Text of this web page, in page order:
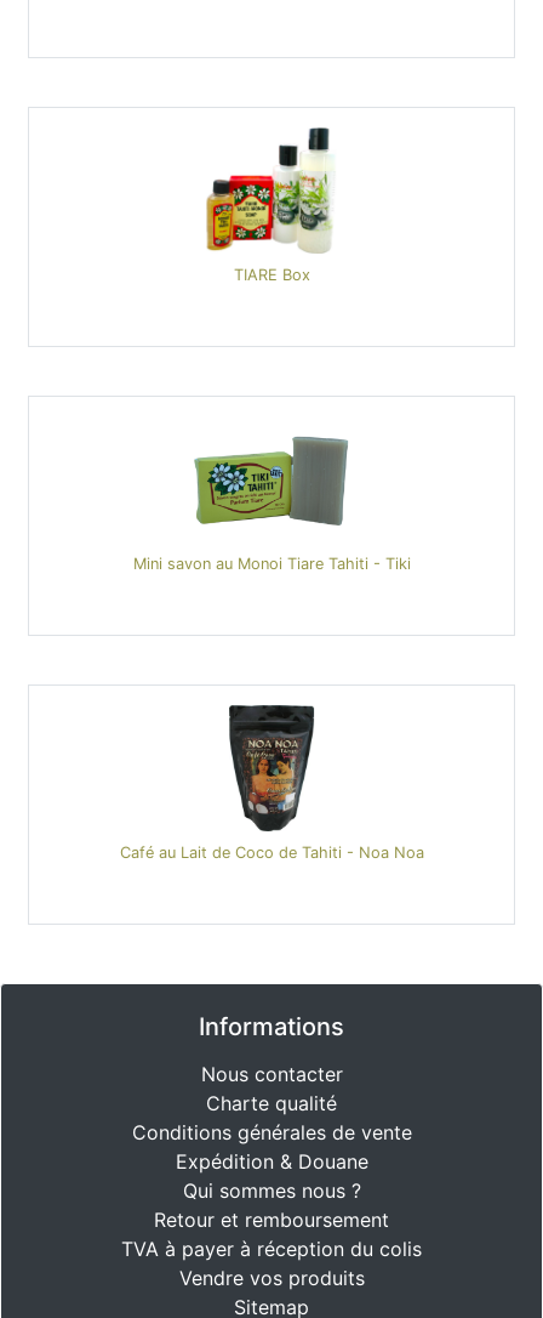
TIARE Box
Mini savon au Monoi Tiare Tahiti - Tiki
Café au Lait de Coco de Tahiti - Noa Noa
Informations
Nous contacter
Charte qualité
Conditions générales de vente
Expédition & Douane
Qui sommes nous ?
Retour et remboursement
TVA à payer à réception du colis
Vendre vos produits
Sitemap